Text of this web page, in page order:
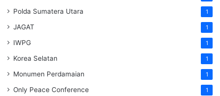
Polda Sumatera Utara 1
JAGAT 1
IWPG 1
Korea Selatan 1
Monumen Perdamaian 1
Only Peace Conference 1